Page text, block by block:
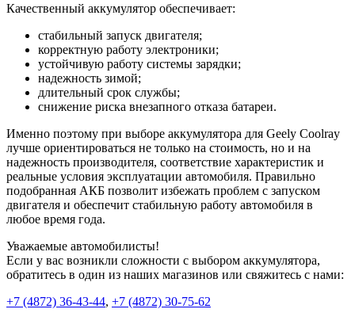
Качественный аккумулятор обеспечивает:
стабильный запуск двигателя;
корректную работу электроники;
устойчивую работу системы зарядки;
надежность зимой;
длительный срок службы;
снижение риска внезапного отказа батареи.
Именно поэтому при выборе аккумулятора для Geely Coolray
лучше ориентироваться не только на стоимость, но и на
надежность производителя, соответствие характеристик и
реальные условия эксплуатации автомобиля. Правильно
подобранная АКБ позволит избежать проблем с запуском
двигателя и обеспечит стабильную работу автомобиля в
любое время года.
Уважаемые автомобилисты!
Если у вас возникли сложности с выбором аккумулятора,
обратитесь в один из наших магазинов или свяжитесь с нами:
+7 (4872) 36-43-44, +7 (4872) 30-75-62